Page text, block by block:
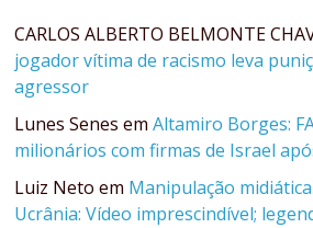
CARLOS ALBERTO BELMONTE
jogador vítima de racismo leva
agressor
Lunes Senes emAltamiro Borges:
milionários com firmas de Israel
Luiz Neto em Manipulação
Ucrânia: Vídeo imprescindível;